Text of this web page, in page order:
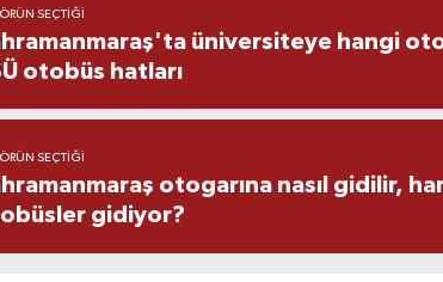
SEÇTIĞI
üniversiteye hangi
otobüs hatları
SEÇTIĞI
otogarına nasıl gidilir,
gidiyor?